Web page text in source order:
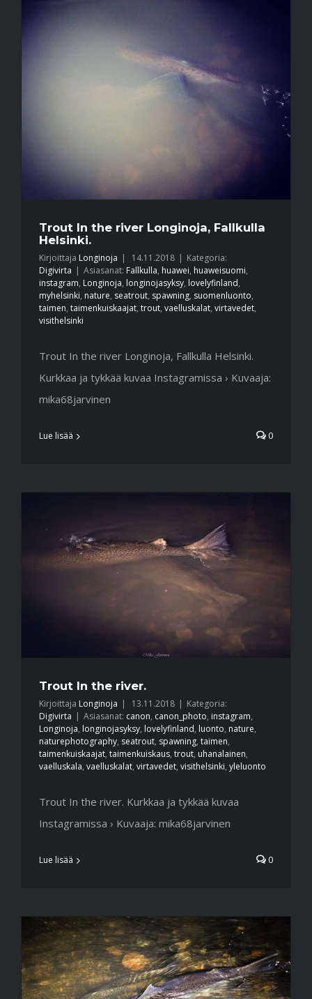
Trout In the river Longinoja, Fallkulla
Helsinki.
Kirjoittaja Longinoja 14.11.2018
Kategoria:
Digivirta
Asiasanat: Fallkulla, huawei, huaweisuomi,
instagram, Longinoja, longinojasyksy, lovelyfinland,
myhelsinki, nature, seatrout, spawning, suomenluonto,
taimen, taimenkuiskaajat, trout, vaelluskalat, virtavedet,
visithelsinki
Trout In the river Longinoja, Fallkulla Helsinki.
Kurkkaa ja tykkää kuvaa Instagramissa › Kuvaaja:
mika68jarvinen
Lue lisää 0
Trout In the river.
Kirjoittaja Longinoja | 13.11.2018 | Kategoria:
Digivirta | Asiasanat: canon, canon_photo, instagram,
Longinoja, longinojasyksy, lovelyfinland, luonto, nature,
naturephotography, seatrout, spawning, taimen,
taimenkuiskaajat, taimenkuiskaus, trout, uhanalainen,
vaelluskala, vaelluskalat, virtavedet, visithelsinki, yleluonto
Trout In the river. Kurkkaa ja tykkää kuvaa
Instagramissa › Kuvaaja: mika68jarvinen
Lue lisää 0